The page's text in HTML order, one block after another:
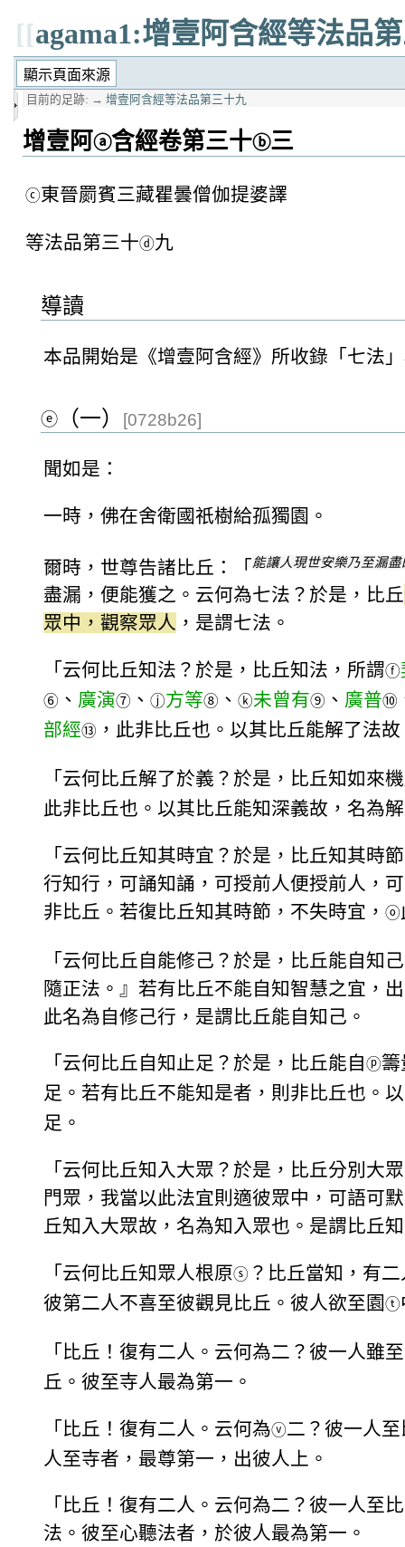
[[agama1:增壹阿含經等法品
目前的足跡: → 增壹阿含經等法品第三十九
增壹阿 ⓐ含經卷第三十ⓑ三
ⓒ東晉罽賓三藏瞿曇僧伽提婆譯
等法品第三十ⓓ九
導讀
本品開始是《增壹阿含經》所收錄「七法
ⓔ （一） [0728b26]
聞如是：
一時，佛在舍衛國祇樹給孤獨園。
爾時，世尊告諸比丘：「能讓人現世安樂乃至漏盡
盡漏，便能獲之。云何為七法？於是，比丘
眾中，觀察眾人 ，是謂七法。
「云何比丘知法？於是，比丘知法，所謂ⓕ
⑥ 、 廣演⑦ 、 ⓙ方等⑧ 、 ⓚ未曾有⑨ 、 廣普⑩
部經⑬ ，此非比丘也。以其比丘能解了法
「云何比丘解了於義？於是，比丘知如來
此非比丘也。以其比丘能知深義故，名為
「云何比丘知其時宜？於是，比丘知其時
行知行，可誦知誦，可授前人便授前人，
非比丘。若復比丘知其時節，不失時宜， ⓞ
「云何比丘自能修己？於是，比丘能自知
隨正法。』若有比丘不能自知智慧之宜，
此名為自修己行，是謂比丘能自知己。
「云何比丘自知止足？於是，比丘能自ⓟ籌
足。若有比丘不能知是者，則非比丘也。
足。
「云何比丘知入大眾？於是，比丘分別大
門眾，我當以此法宜則適彼眾中，可語可
丘知入大眾故，名為知入眾也。是謂比丘
「云何比丘知眾人根原ⓢ ？比丘當知，有
彼第二人不喜至彼觀見比丘。彼人欲至園ⓣ
「比丘！復有二人。云何為二？彼一人雖
丘。彼至寺人最為第一。
「比丘！復有二人。云何為ⓥ二？彼一人
人至寺者，最尊第一，出彼人上。
「比丘！復有二人。云何為二？彼一人至
法。彼至心聽法者，於彼人最為第一。